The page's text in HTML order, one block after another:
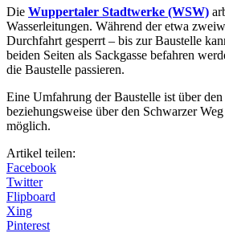
Die Wuppertaler Stadtwerke (WSW)
Wasserleitungen. Während der etwa
Durchfahrt gesperrt – bis zur Baustelle
beiden Seiten als Sackgasse befahren
die Baustelle passieren.
Eine Umfahrung der Baustelle ist über
beziehungsweise über den Schwarzer
möglich.
Artikel teilen:
Facebook
Twitter
Flipboard
Xing
Pinterest